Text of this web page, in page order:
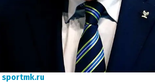
sportmk.ru